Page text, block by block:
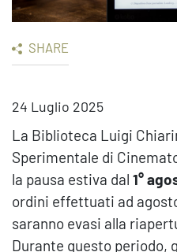
SHARE
24 Luglio 2025
La Biblioteca Luigi
Sperimentale di
la pausa estiva dal 1°
ordini effettuati ad
saranno evasi alla
Durante questo periodo,